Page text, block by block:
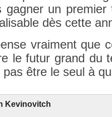
gagn­er un
dès cette
vrai­ment que
le futur grand du
être le seul à
Kevinovitch